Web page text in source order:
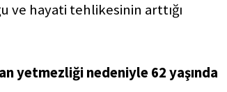
ve hayati tehlikesinin arttığı
yetmezliği nedeniyle 62 yaşında